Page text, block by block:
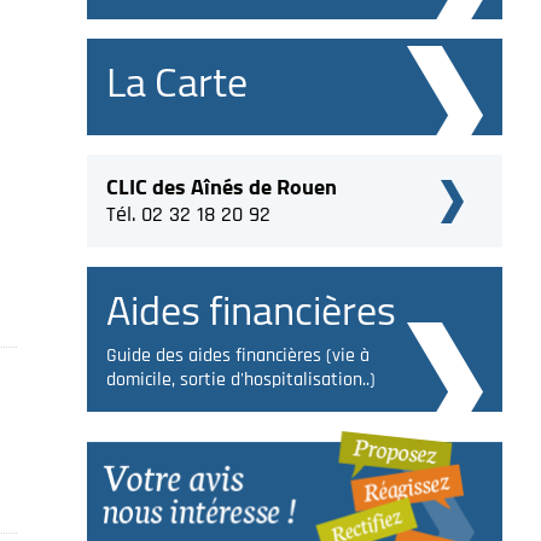
La Carte
CLIC des Aînés de Rouen
Tél. 02 32 18 20 92
Aides financières
Guide des aides financières (vie à
domicile, sortie d'hospitalisation..)